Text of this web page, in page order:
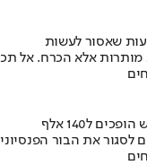
שאסור לעשות
מותרות אלא הכרח. אל
לסגור את הבור